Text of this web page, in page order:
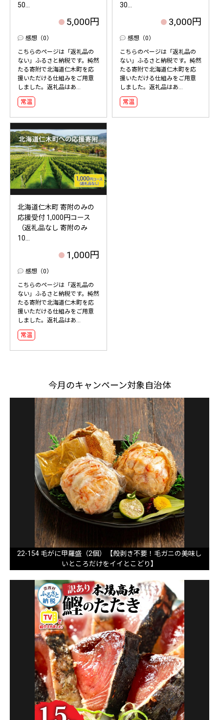
50...
5,000円
感想（0）
こちらのページは「返礼品の
ない」ふるさと納税です。純然
たる寄附で北海道仁木町を応
援いただける仕組みをご用意
しました。返礼品はあ...
常温
30...
3,000円
感想（0）
こちらのページは「返礼品の
ない」ふるさと納税です。純然
たる寄附で北海道仁木町を応
援いただける仕組みをご用意
しました。返礼品はあ...
常温
北海道仁木町 寄附のみの
応援受付 1,000円コース
（返礼品なし 寄附のみ
10...
1,000円
感想（0）
こちらのページは「返礼品の
ない」ふるさと納税です。純然
たる寄附で北海道仁木町を応
援いただける仕組みをご用意
しました。返礼品はあ...
常温
今月のキャンペーン対象自治体
22-154 毛がに甲羅盛（2個）【殻剥き不要！毛ガニの美味し
いところだけをイイとこどり】